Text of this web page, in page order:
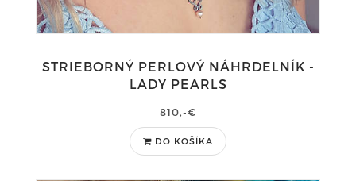
STRIEBORNÝ PERLOVÝ NÁHRDELNÍK -
LADY PEARLS
810,-€
DO KOŠÍKA